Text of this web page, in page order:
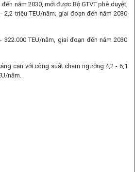
năm 2030, mới được Bộ GTVT phê duyệt,
triệu TEU/năm; giai đoạn đến năm 2030
TEU/năm, giai đoạn đến năm 2030
cạn với công suất chạm ngưỡng 4,2 - 6,1
năm.